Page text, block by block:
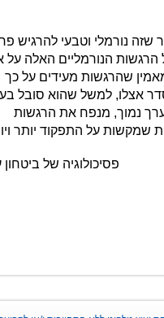
שזה נורמלי וטבעי להרגיש
הרגשות הנורמליים האלה על
שהרגשות מעידים על כך
אצלו, למשל שהוא סובל
נמוך, מנפח את הרגשות
שמקשות על התפקוד יותר
פסיכולוגיה של ביטחון